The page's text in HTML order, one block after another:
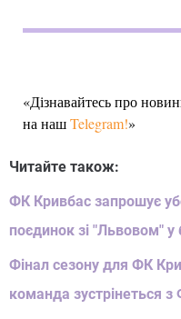
«Дізнавайтесь про
на нашTelegram!»
Читайте також:
ФК Кривбас запрошує
поєдинок зі "Львовом"
Фінал сезону для ФК
команда зустрінеться з